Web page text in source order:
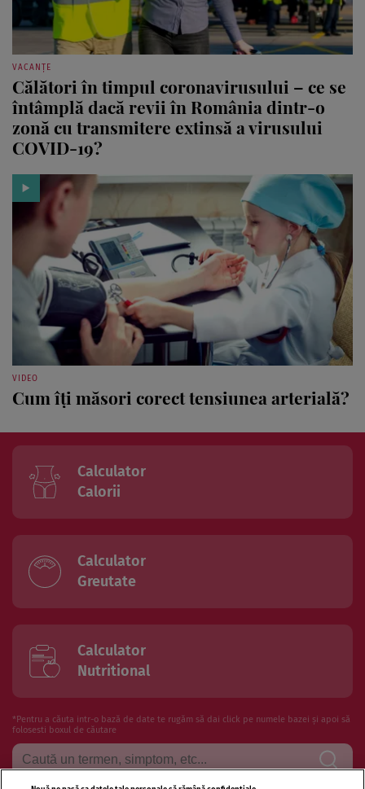
VACANȚE
Călători în timpul coronavirusului – ce se
întâmplă dacă revii în România dintr-o
zonă cu transmitere extinsă a virusului
COVID-19?
VIDEO
Cum îţi măsori corect tensiunea arterială?
Calculator
Calorii
Calculator
Greutate
Calculator
Nutritional
*Pentru a căuta intr-o bază de date te rugăm să dai click pe numele bazei și apoi să
folosesti boxul de căutare